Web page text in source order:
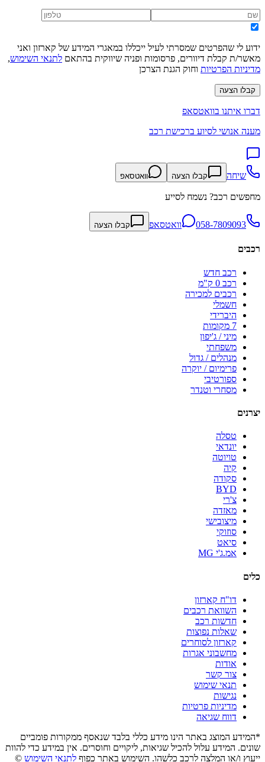
ידוע לי שהפרטים שמסרתי לעיל ייכללו במאגרי המידע של קארזון ואני
מאשר/ת קבלת דיוורים, פרסומות ופניה שיווקית בהתאם לתנאי השימוש,
מדיניות הפרטיות וחוק הגנת הצרכן
קבלו הצעה
דברו איתנו בוואטסאפ
מענה אנושי לסיוע ברכישת רכב
שיחה קבלו הצעה וואטסאפ
מחפשים רכב? נשמח לסייע
058-7809093 וואטסאפ קבלו הצעה
רכבים
רכב חדש
רכב 0 ק"מ
רכבים למכירה
חשמלי
היברידי
7 מקומות
מיני / ג'יפון
משפחתי
מנהלים / גדול
פרימיום / יוקרה
ספורטיבי
מסחרי וטנדר
יצרנים
טסלה
יונדאי
טויוטה
קיה
סקודה
BYD
צ'רי
מאזדה
מיצובישי
סוזוקי
סיאט
אמ.ג'י MG
כלים
דו"ח קארזון
השוואת רכבים
חדשות רכב
שאלות נפוצות
קארזון לסוחרים
מחשבוני אגרות
אודות
צור קשר
תנאי שימוש
נגישות
מדיניות פרטיות
דווח שגיאה
*המידע המוצג באתר הינו מידע כללי בלבד שנאסף ממקורות פומביים
שונים. המידע עלול להכיל שגיאות, ליקויים וחוסרים. אין במידע כדי להוות
ייעוץ ו/או המלצה לרכב כלשהו. השימוש באתר כפוף לתנאי השימוש ©